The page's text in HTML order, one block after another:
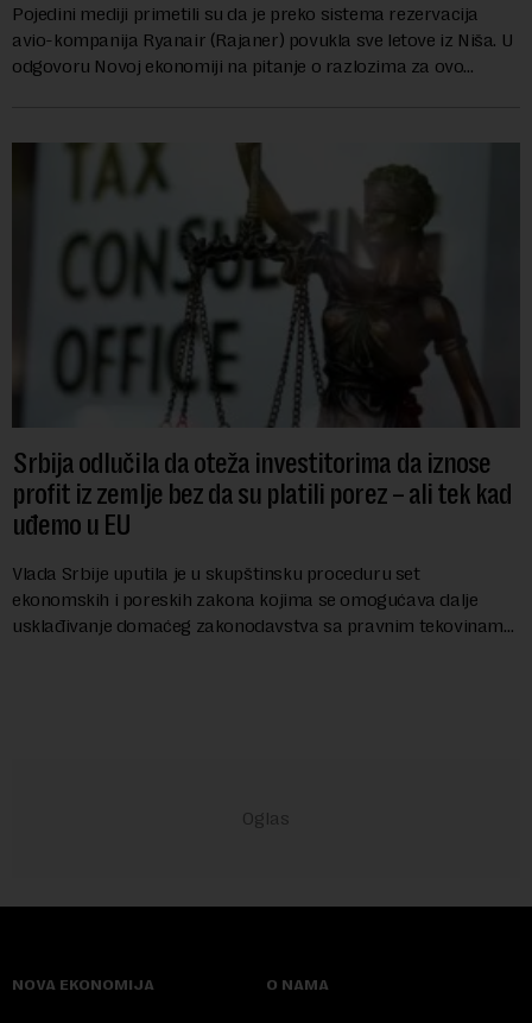
Pojedini mediji primetili su da je preko sistema rezervacija
avio-kompanija Ryanair (Rajaner) povukla sve letove iz Niša. U
odgovoru Novoj ekonomiji na pitanje o razlozima za ovo
Srbija odlučila da oteža investitorima da iznose
profit iz zemlje bez da su platili porez – ali tek kad
uđemo u EU
Vlada Srbije uputila je u skupštinsku proceduru set
ekonomskih i poreskih zakona kojima se omogućava dalje
usklađivanje domaćeg zakonodavstva sa pravnim tekovinama
NOVA EKONOMIJA O NAMA